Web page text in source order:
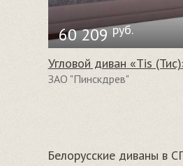
60 209 руб.
Угловой диван «Tis
ЗАО "Пинскдрев"
Белорусские диваны в